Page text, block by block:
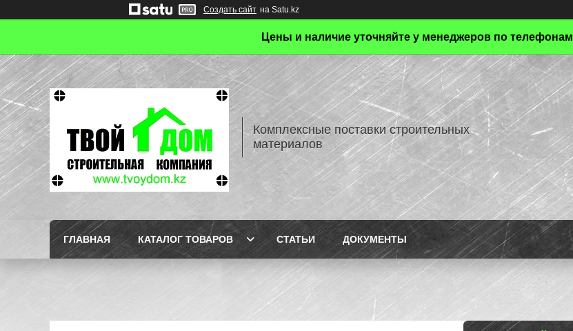
Создать сайт на Satu.kz
Цены и наличие уточняйте у менеджеров по телефонам
Комплексные поставки строительных
материалов
ГЛАВНАЯ КАТАЛОГ ТОВАРОВ СТАТЬИ ДОКУМЕНТЫ